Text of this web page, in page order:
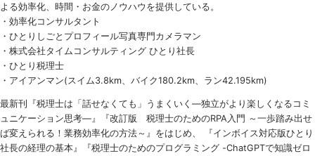
よる効率化、時間・お金のノウハウを提供している。
・効率化コンサルタント
・ひとりしごとプロフィール写真専門カメラマン
・株式会社タイムコンサルティング ひとり社長
・ひとり税理士
・アイアンマン(スイム3.8km、バイク180.2km、ラン42.195km)
最新刊『税理士は「話せなくても」うまくいく ―独立がより楽しくなるコミ
ュニケーション思考―』『改訂版 税理士のためのRPA入門 ～一歩踏み出せ
ば変えられる！業務効率化の方法～』をはじめ、 『インボイス対応版ひとり
社長の経理の基本』『税理士のためのプログラミング -ChatGPTで知識ゼロ